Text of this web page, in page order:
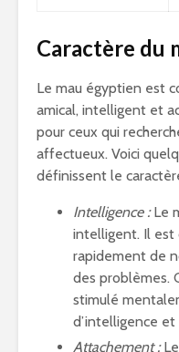
Caractère du
Le mau égyptien est
amical, intelligent et
pour ceux qui
affectueux. Voici
définissent le
Intelligence :Le
intelligent. Il est
rapidement de
des problèmes.
stimulé
d’intelligence
Attachement :Le